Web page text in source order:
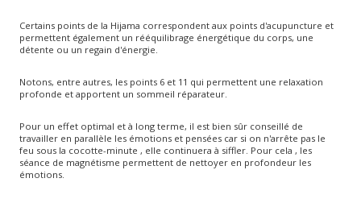
Certains points de la Hijama correspondent aux points d'acupuncture et
permettent également un rééquilibrage énergétique du corps, une
détente ou un regain d'énergie.
Notons, entre autres, les points 6 et 11 qui permettent une relaxation
profonde et apportent un sommeil réparateur.
Pour un effet optimal et à long terme, il est bien sûr conseillé de
travailler en parallèle les émotions et pensées car si on n'arrête pas le
feu sous la cocotte-minute , elle continuera à siffler. Pour cela , les
séance de magnétisme permettent de nettoyer en profondeur les
émotions.